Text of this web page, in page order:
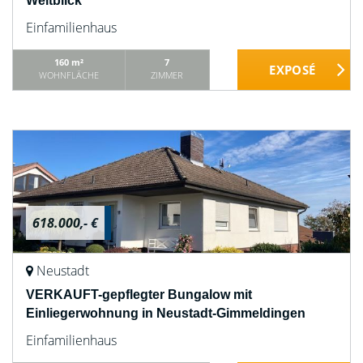
Einfamilienhaus
160 m²
WOHNFLÄCHE
7
ZIMMER
618.000,- €
Neustadt
VERKAUFT-gepflegter Bungalow mit
Einliegerwohnung in Neustadt-Gimmeldingen
Einfamilienhaus